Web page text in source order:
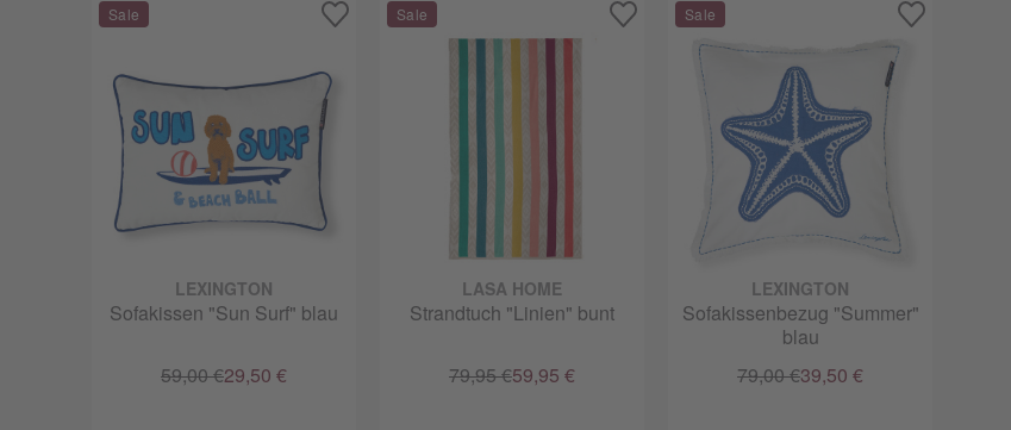
LEXINGTON
Sofakissen "Sun Surf" blau
59,00 €29,50 €
LASA HOME
Strandtuch "Linien" bunt
79,95 €59,95 €
LEXINGTON
Sofakissenbezug "Summer"
blau
79,00 €39,50 €